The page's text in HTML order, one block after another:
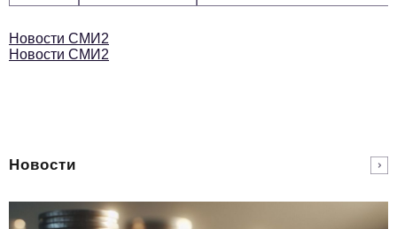
Новости СМИ2
Новости СМИ2
Новости